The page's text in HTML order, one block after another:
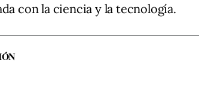
con la ciencia y la tecnología.